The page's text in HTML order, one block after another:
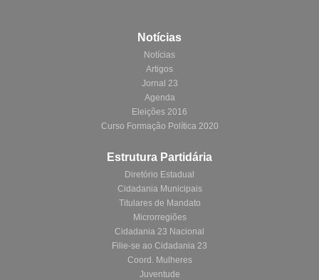
Notícias
Notícias
Artigos
Jornal 23
Agenda
Eleições 2016
Curso Formação Política 2020
Estrutura Partidária
Diretório Estadual
Cidadania Municipais
Titulares de Mandato
Microrregiões
Cidadania 23 Nacional
Filie-se ao Cidadania 23
Coord. Mulheres
Juventude